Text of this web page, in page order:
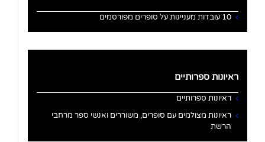
10 עובדות מעניינות על סופרים מפורסמים
ראיונות ספרותיים
ראיונות ספרותיים
ראיונות מצולמים עם סופרים, משוררים ואנשי ספר מרחבי
הרשת